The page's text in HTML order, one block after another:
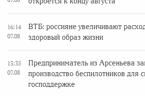
16:14
07.08
ВТБ: россияне увеличивают
здоровый образ жизни
13:35
07.08
Предприниматель из Арсеньева
производство беспилотников для
господдержке